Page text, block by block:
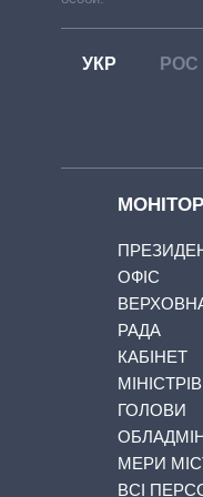
УКР РОС
ОФІС
РАДА
КАБІНЕТ
МІНІСТРІВ
ГОЛОВИ
МЕРИ
ВСІ